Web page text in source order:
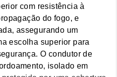
com resistência à
do fogo, e
assegurando um
escolha superior para
O condutor de
isolado em